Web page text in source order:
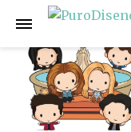
Anterior Siguiente